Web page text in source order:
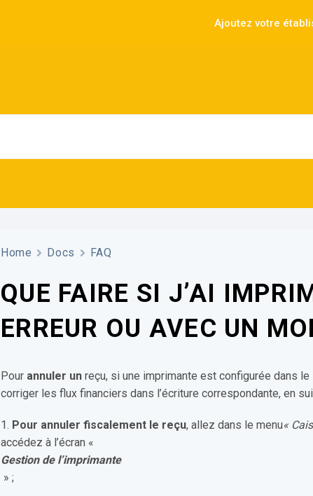
Ajoutez votre
Home Docs FAQ
QUE FAIRE SI J’AI
ERREUR OU AVEC UN
Pour annuler un reçu, si une imprimante est configurée dans
corriger les flux financiers dans l’écriture correspondante, en
1. Pour annuler fiscalement le reçu, allez dans le menu«
accédez à l’écran «
Gestion de l’imprimante
» ;